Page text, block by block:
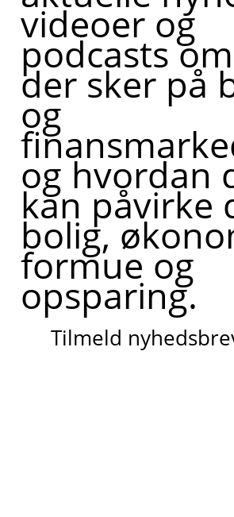
videoer og
podcasts
der sker på
og
og hvordan
kan påvirke
bolig,
formue og
opsparing.
Tilmeld